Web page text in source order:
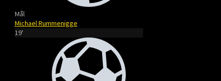
Mål
Michael Rummenigge
19'